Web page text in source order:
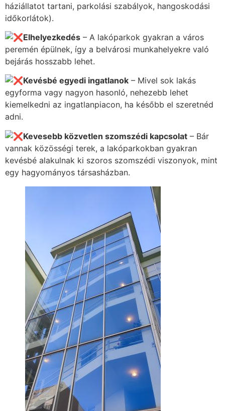
háziállatot tartani, parkolási szabályok, hangoskodási
időkorlátok).
Elhelyezkedés – A lakóparkok gyakran a város
peremén épülnek, így a belvárosi munkahelyekre való
bejárás hosszabb lehet.
Kevésbé egyedi ingatlanok – Mivel sok lakás
egyforma vagy nagyon hasonló, nehezebb lehet
kiemelkedni az ingatlanpiacon, ha később el szeretnéd
adni.
Kevesebb közvetlen szomszédi kapcsolat – Bár
vannak közösségi terek, a lakóparkokban gyakran
kevésbé alakulnak ki szoros szomszédi viszonyok, mint
egy hagyományos társasházban.